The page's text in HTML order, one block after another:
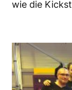
wie die